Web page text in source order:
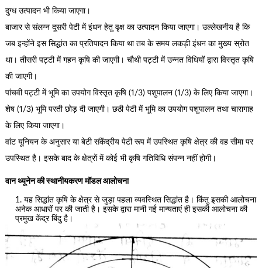
दुग्ध उत्पादन भी किया जाएगा।
बाजार से संलग्न दूसरी पेटी में इंधन हेतु वृक्ष का उत्पादन किया जाएगा। उल्लेखनीय है कि
जब इन्होंने इस सिद्धांत का प्रतिपादन किया था तब के समय लकड़ी इंधन का मुख्य स्रोत
था। तीसरी पट्टी में गहन कृषि की जाएगी। चौथी पट्टी में उन्नत विधियों द्वारा विस्तृत कृषि
की जाएगी।
पांचवी पट्टी में भूमि का उपयोग विस्तृत कृषि (1/3) पशुपालन (1/3) के लिए किया जाएगा।
शेष (1/3) भूमि परती छोड़ दी जाएगी। छठी पेटी में भूमि का उपयोग पशुपालन तथा चारागाह
के लिए किया जाएगा।
वांट यूनियन के अनुसार या बेटी संकेंद्रीय पेटी रूप में उपस्थित कृषि क्षेत्र की वह सीमा पर
उपस्थित है। इसके बाद के क्षेत्रों में कोई भी कृषि गतिविधि संपन्न नहीं होगी।
वान थ्यूनेन की स्थानीयकरण मॉडल आलोचना
यह सिद्धांत कृषि के क्षेत्र से जुड़ा पहला व्यवस्थित सिद्धांत है। किंतु इसकी आलोचना
अनेक आधारों पर की जाती है। इसके द्वारा मानी गई मान्यताएं ही इसकी आलोचना की
प्रमुख केंद्र बिंदु है।